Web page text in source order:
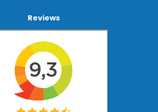
Reviews